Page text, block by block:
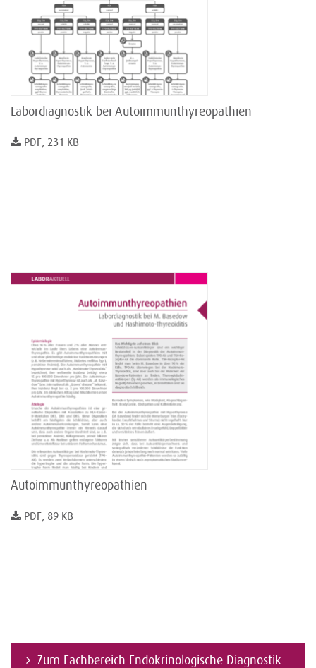
Labordiagnostik bei Autoimmunthyreopathien
PDF, 231 KB
Autoimmunthyreopathien
PDF, 89 KB
Zum Fachbereich Endokrinologische Diagnostik